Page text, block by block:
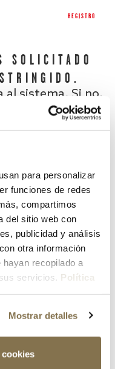
para personalizar
funciones de redes
compartimos
del sitio web con
publicidad y análisis
otra información
recopilado a
servicios. Política
Mostrar detalles
REGISTRO
SOLICITADO
al sistema. Si no,